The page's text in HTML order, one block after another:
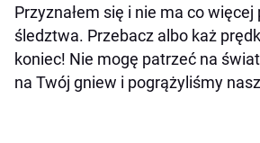
Przyznałem się i nie ma co
śledztwa. Przebacz albo każ
koniec! Nie mogę patrzeć na
na Twój gniew i pogrążyliśmy